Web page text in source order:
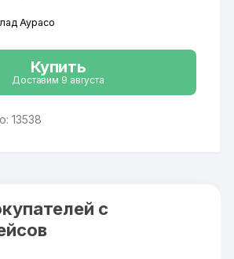
Аурасо
Купить
Доставим 9 августа
13538
с